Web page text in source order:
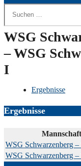
Suchen
nach:
WSG
– WSG
I
Ergebnisse
Ergebnisse
Mannschaft
WSG Schwarzenberg
WSG Schwarzenberg